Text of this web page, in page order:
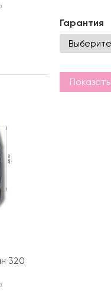
320
Гарантия
Показать